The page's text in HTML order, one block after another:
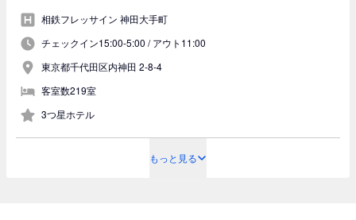
相鉄フレッサイン 神田大手町
チェックイン15:00-5:00 /アウト11:00
東京都千代田区内神田 2-8-4
客室数219室
3つ星ホテル
もっと見る